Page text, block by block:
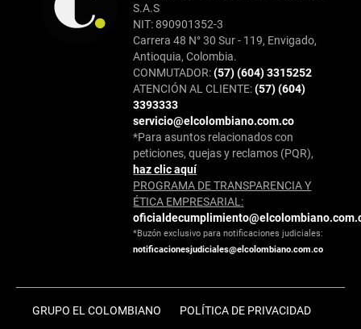
S.A.S
NIT: 890901352-3
Carrera 48 N° 30 Sur - 119, Envigado,
Antioquia, Colombia.
CONMUTADOR:(57) (604) 3315252
ATENCIÓN AL CLIENTE:(57) (604)
3393333
servicio@elcolombiano.com.co
*Para asuntos relacionados con
peticiones, quejas y reclamos (PQR),
haz clic aquí
PROGRAMA DE TRANSPARENCIA Y
ÉTICA EMPRESARIAL:
*Buzón exclusivo para notificaciones judiciales:
notificacionesjudiciales@elcolombiano.com.co
GRUPO EL COLOMBIANO POLÍTICA DE PRIVACIDAD